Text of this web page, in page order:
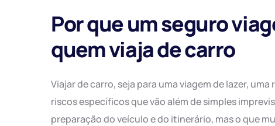
Por que um seguro
quem viaja de carro
Viajar de carro, seja para uma viagem de lazer,
riscos específicos que vão além de simples
preparação do veículo e do itinerário, mas o que